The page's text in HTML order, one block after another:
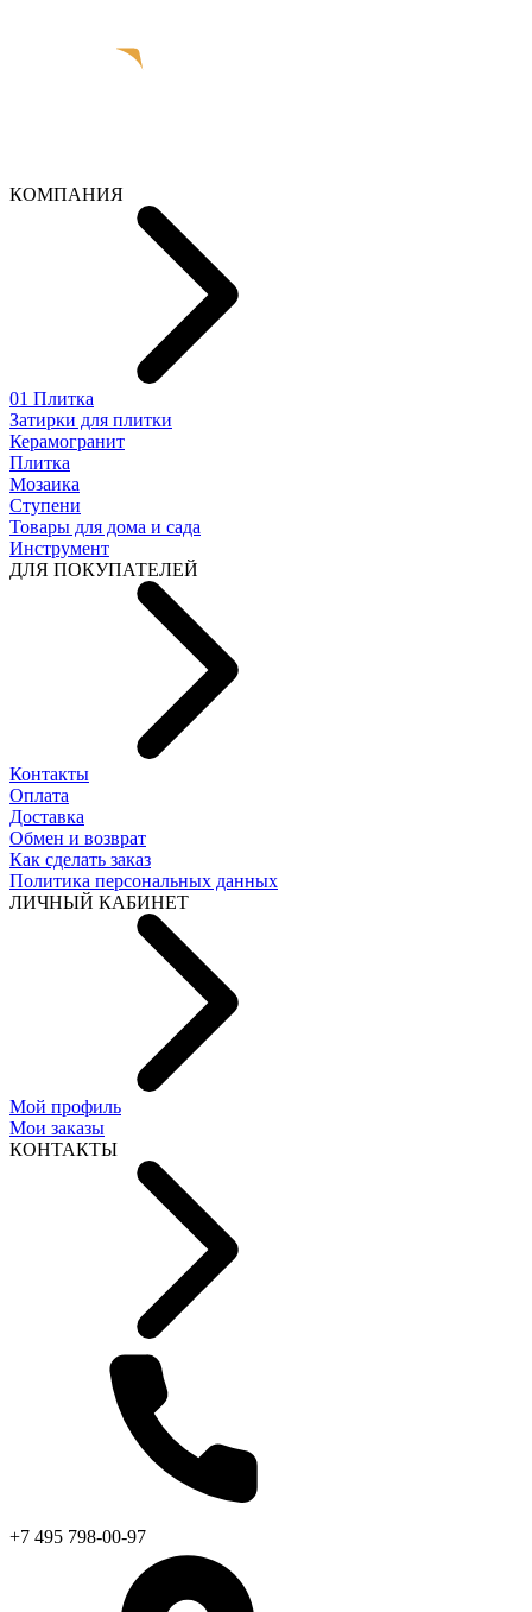
КОМПАНИЯ
01 Плитка
Затирки для плитки
Керамогранит
Плитка
Мозаика
Ступени
Товары для дома и сада
Инструмент
ДЛЯ ПОКУПАТЕЛЕЙ
Контакты
Оплата
Доставка
Обмен и возврат
Как сделать заказ
Политика персональных данных
ЛИЧНЫЙ КАБИНЕТ
Мой профиль
Мои заказы
КОНТАКТЫ
+7 495 798-00-97